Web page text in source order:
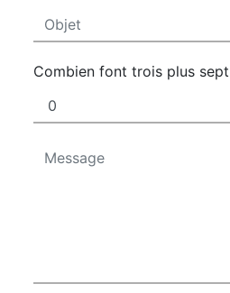
Combien font trois plus sept